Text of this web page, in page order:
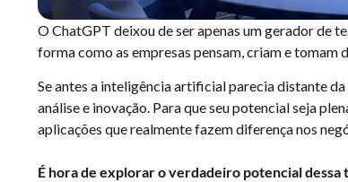
O ChatGPT deixou de ser apenas um gerador de
forma como as empresas pensam, criam e tomam
Se antes a inteligência artificial parecia distante
análise e inovação. Para que seu potencial seja
aplicações que realmente fazem diferença nos
É hora de explorar o verdadeiro potencial